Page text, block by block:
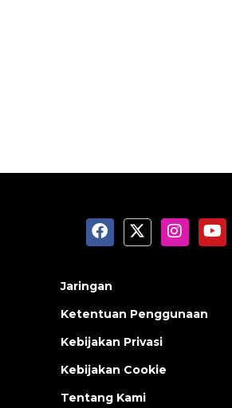
Jaringan
Ketentuan Penggunaan
Kebijakan Privasi
Kebijakan Cookie
Tentang Kami